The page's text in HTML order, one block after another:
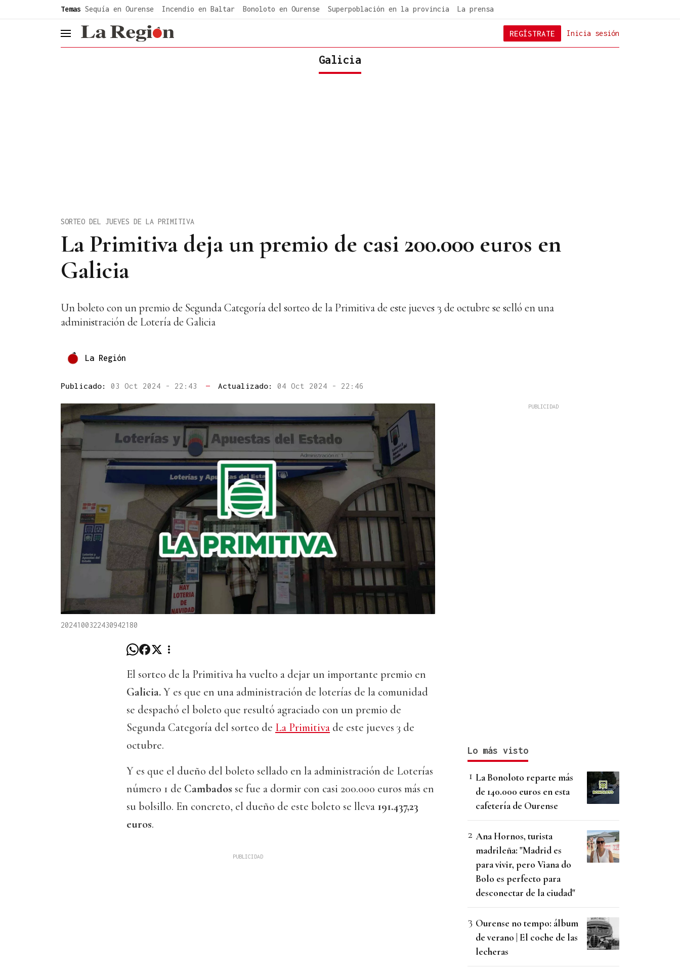
Temas Sequía en Ourense Incendio en Baltar Bonoloto en Ourense Superpoblación en la provincia La prensa
header.menu.open Inicia sesión
REGÍSTRATE
Galicia
La Primitiva deja un premio de casi 200.000 euros en
Galicia
SORTEO DEL JUEVES DE LA PRIMITIVA
Un boleto con un premio de Segunda Categoría del sorteo de la Primitiva de este jueves 3 de octubre se selló en una
administración de Lotería de Galicia
La Región
Publicado: 03 Oct 2024 - 22:43 — Actualizado: 04 Oct 2024 - 22:46
2024100322430942180
El sorteo de la Primitiva ha vuelto a dejar un importante premio en
Galicia.Y es que en una administración de loterías de la comunidad
se despachó el boleto que resultó agraciado con un premio de
Segunda Categoría del sorteo de La Primitiva de este jueves 3 de
octubre.
Y es que el dueño del boleto sellado en la administración de Loterías
número 1 de Cambados se fue a dormir con casi 200.000 euros más en
su bolsillo. En concreto, el dueño de este boleto se lleva 191.437,23
euros.
Lo más visto
La Bonoloto reparte más
de 140.000 euros en esta
cafetería de Ourense
Ana Hornos, turista
madrileña: "Madrid es
para vivir, pero Viana do
Bolo es perfecto para
desconectar de la ciudad"
Ourense no tempo: álbum
de verano | El coche de las
lecheras